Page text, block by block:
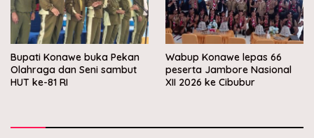
Bupati Konawe buka Pekan
Olahraga dan Seni sambut
HUT ke-81 RI
Wabup Konawe lepas 66
peserta Jambore Nasional
XII 2026 ke Cibubur